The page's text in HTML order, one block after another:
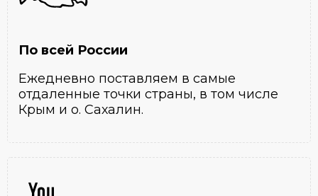
По всей России
Ежедневно поставляем в самые
отдаленные точки страны, в том числе
Крым и о. Сахалин.